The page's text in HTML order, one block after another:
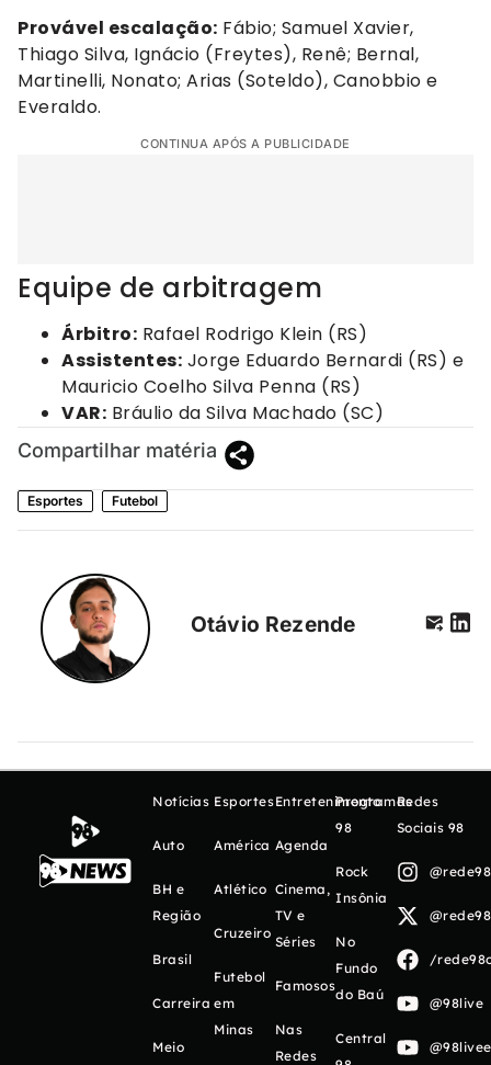
Provável escalação: Fábio; Samuel Xavier,
Thiago Silva, Ignácio (Freytes), Renê; Bernal,
Martinelli, Nonato; Arias (Soteldo), Canobbio e
Everaldo.
CONTINUA APÓS A PUBLICIDADE
Equipe de arbitragem
Árbitro: Rafael Rodrigo Klein (RS)
Assistentes: Jorge Eduardo Bernardi (RS) e
Mauricio Coelho Silva Penna (RS)
VAR: Bráulio da Silva Machado (SC)
Compartilhar matéria
Esportes Futebol
Otávio Rezende
Notícias
Auto
BH e
Região
Brasil
Carreira
Meio
Esportes
América
Atlético
Cruzeiro
Futebol
em
Minas
Entretenimento
Agenda
Cinema,
TV e
Séries
Famosos
Nas
Redes
Programas
98
Rock
Insônia
No
Fundo
do Baú
Central
Redes
Sociais 98
/
@98live